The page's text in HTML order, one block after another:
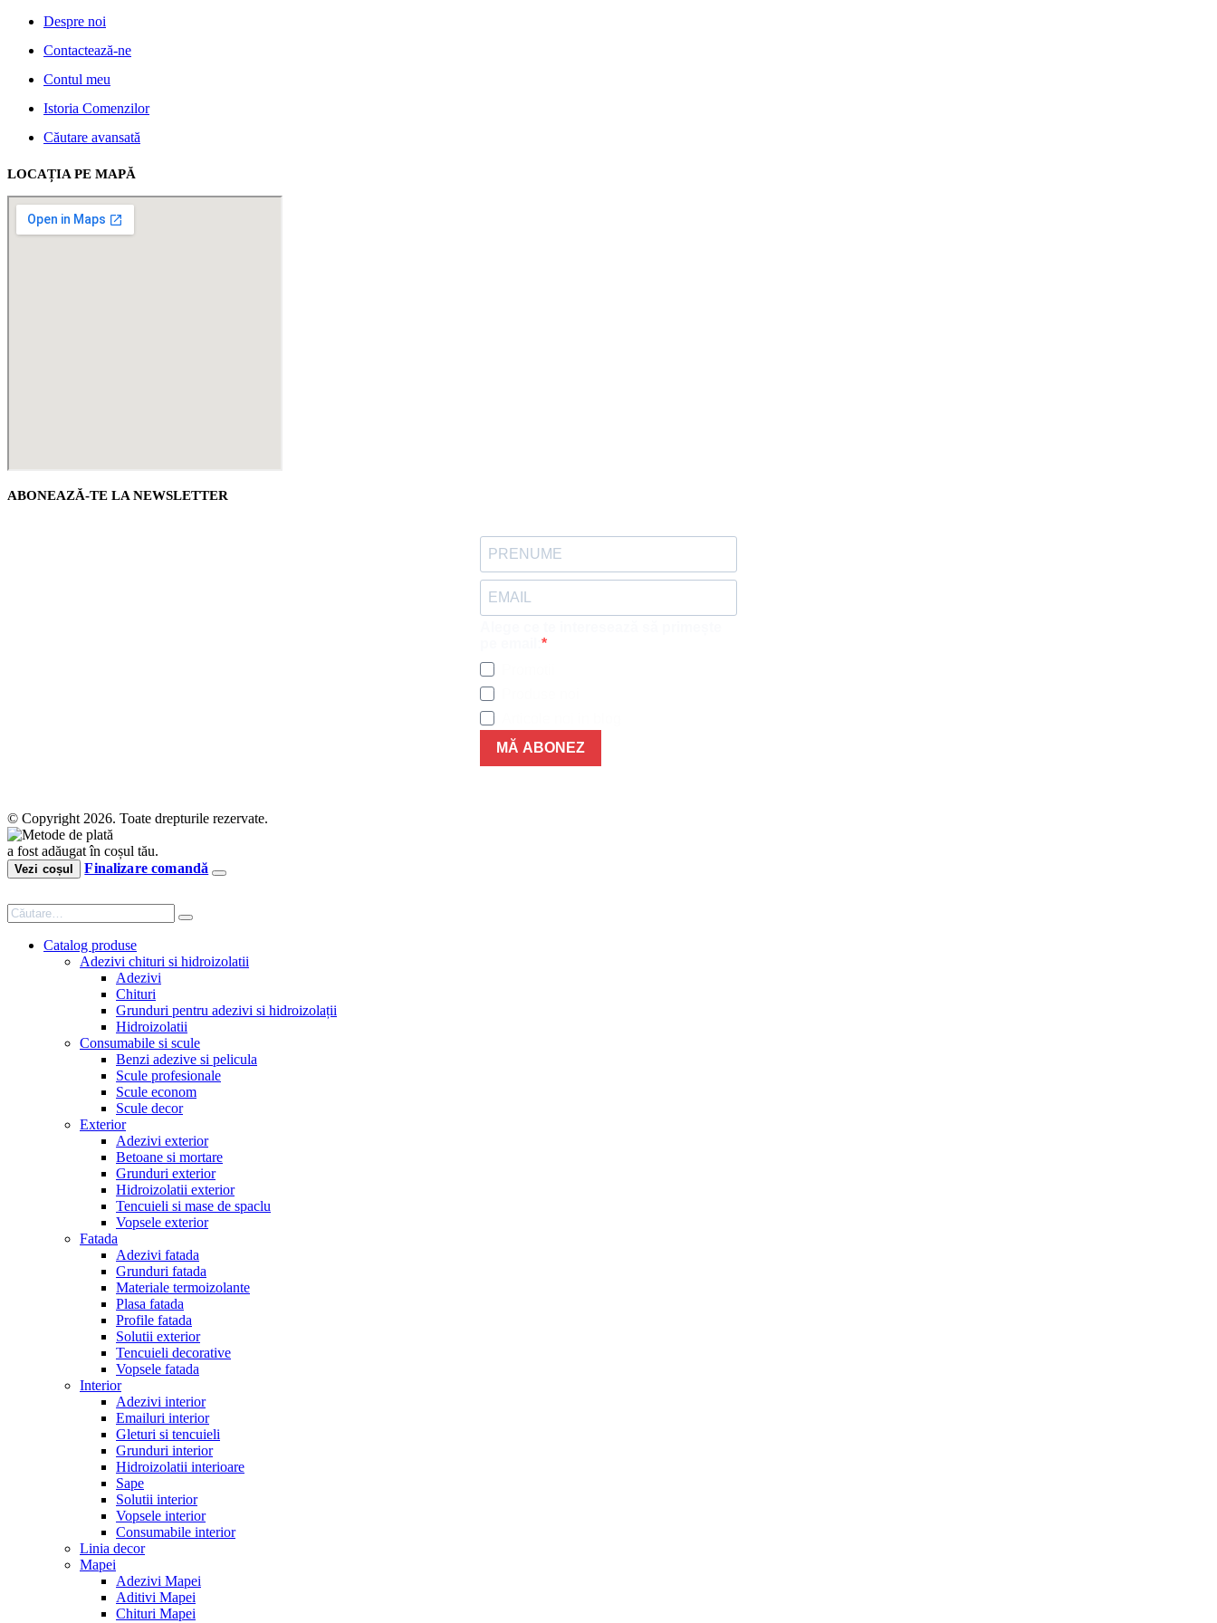
Despre noi
Contactează-ne
Contul meu
Istoria Comenzilor
Căutare avansată
LOCAȚIA PE MAPĂ
ABONEAZĂ-TE LA NEWSLETTER
MĂ ABONEZ
© Copyright 2026. Toate drepturile rezervate.
a fost adăugat în coșul tău.
Vezi coșul Finalizare comandă
Catalog produse
Adezivi chituri si hidroizolatii
Adezivi
Chituri
Grunduri pentru adezivi si hidroizolații
Hidroizolatii
Consumabile si scule
Benzi adezive si pelicula
Scule profesionale
Scule econom
Scule decor
Exterior
Adezivi exterior
Betoane si mortare
Grunduri exterior
Hidroizolatii exterior
Tencuieli si mase de spaclu
Vopsele exterior
Fatada
Adezivi fatada
Grunduri fatada
Materiale termoizolante
Plasa fatada
Profile fatada
Solutii exterior
Tencuieli decorative
Vopsele fatada
Interior
Adezivi interior
Emailuri interior
Gleturi si tencuieli
Grunduri interior
Hidroizolatii interioare
Sape
Solutii interior
Vopsele interior
Consumabile interior
Linia decor
Mapei
Adezivi Mapei
Aditivi Mapei
Chituri Mapei